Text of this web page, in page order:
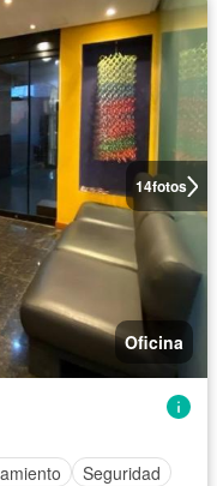
14fotos
Oficina
Seguridad